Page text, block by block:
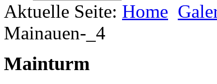
Aktuelle Seite: Home
Mainauen-_4
Mainturm